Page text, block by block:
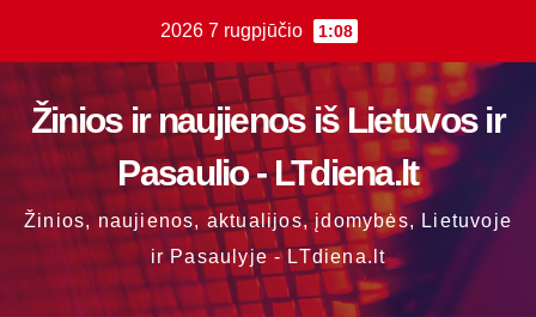
content
2026 7 rugpjūčio 1:08
Žinios ir naujienos iš Lietuvos ir
Pasaulio - LTdiena.lt
Žinios, naujienos, aktualijos, įdomybės, Lietuvoje
ir Pasaulyje - LTdiena.lt